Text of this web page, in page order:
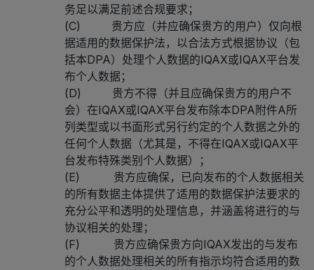
务足以满足前述合规要求；
(C) 贵方应（并应确保贵方的用户）仅向根
据适用的数据保护法，以合法方式根据协议（包
括本DPA）处理个人数据的IQAX或IQAX平台发
布个人数据；
(D) 贵方不得（并且应确保贵方的用户不
会）在IQAX或IQAX平台发布除本DPA附件A所
列类型或以书面形式另行约定的个人数据之外的
任何个人数据（尤其是，不得在IQAX或IQAX平
台发布特殊类别个人数据）；
(E) 贵方应确保，已向发布的个人数据相关
的所有数据主体提供了适用的数据保护法要求的
充分公平和透明的处理信息，并涵盖将进行的与
协议相关的处理；
(F) 贵方应确保贵方向IQAX发出的与发布
的个人数据处理相关的所有指示均符合适用的数